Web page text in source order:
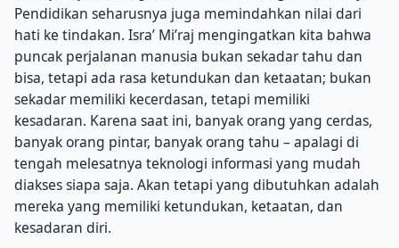
Pendidikan seharusnya juga memindahkan nilai dari
hati ke tindakan. Isra’ Mi’raj mengingatkan kita bahwa
puncak perjalanan manusia bukan sekadar tahu dan
bisa, tetapi ada rasa ketundukan dan ketaatan; bukan
sekadar memiliki kecerdasan, tetapi memiliki
kesadaran. Karena saat ini, banyak orang yang cerdas,
banyak orang pintar, banyak orang tahu – apalagi di
tengah melesatnya teknologi informasi yang mudah
diakses siapa saja. Akan tetapi yang dibutuhkan adalah
mereka yang memiliki ketundukan, ketaatan, dan
kesadaran diri.